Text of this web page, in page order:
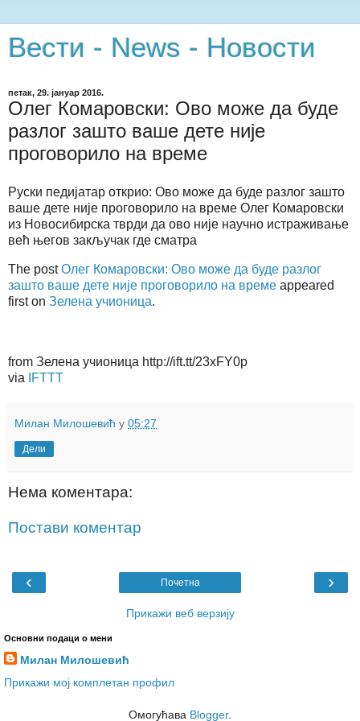
Вести - News - Новости
петак, 29. јануар 2016.
Олег Комаровски: Ово може да буде
разлог зашто ваше дете није
проговорило на време
Руски педијатар открио: Ово може да буде разлог зашто
ваше дете није проговорило на време Олег Комаровски
из Новосибирска тврди да ово није научно истраживање
већ његов закључак где сматра
The postОлег Комаровски: Ово може да буде разлог
зашто ваше дете није проговорило на време appeared
first on Зелена учионица.
from Зелена учионица http://ift.tt/23xFY0p
via IFTTT
Милан Милошевић у 05:27
Дели
Нема коментара:
Постави коментар
‹ ›
Почетна
Прикажи веб верзију
Основни подаци о мени
Милан Милошевић
Прикажи мој комплетан профил
Омогућава Blogger.